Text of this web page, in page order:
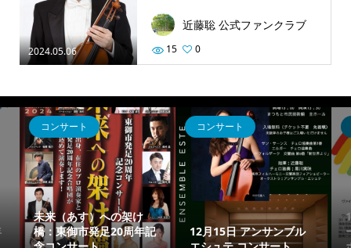
2024.05.06
近藤聡 公式ファンクラブ
15 0
コンサート
未来（あす）への架け
橋：東御市発足20周年記
コンサート
12月15日 アンサンブル